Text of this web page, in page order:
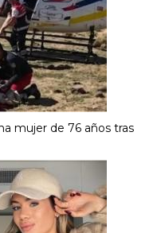
mujer de 76 años tras